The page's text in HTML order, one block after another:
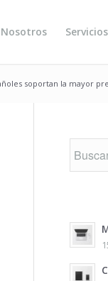
Servicios
soportan la mayor